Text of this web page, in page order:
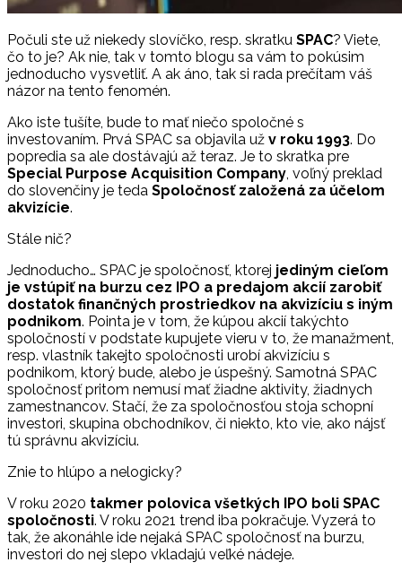
Počuli ste už niekedy slovíčko, resp. skratku SPAC? Viete,
čo to je? Ak nie, tak v tomto blogu sa vám to pokúsim
jednoducho vysvetliť. A ak áno, tak si rada prečítam váš
názor na tento fenomén.
Ako iste tušíte, bude to mať niečo spoločné s
investovaním. Prvá SPAC sa objavila už v roku 1993. Do
popredia sa ale dostávajú až teraz. Je to skratka pre
Special Purpose Acquisition Company , voľný preklad
do slovenčiny je teda Spoločnosť založená za účelom
akvizície.
Stále nič?
Jednoducho… SPAC je spoločnosť, ktorej jediným cieľom
je vstúpiť na burzu cez IPO a predajom akcií zarobiť
dostatok finančných prostriedkov na akvizíciu s iným
podnikom. Pointa je v tom, že kúpou akcií takýchto
spoločností v podstate kupujete vieru v to, že manažment,
resp. vlastník takejto spoločnosti urobí akvizíciu s
podnikom, ktorý bude, alebo je úspešný. Samotná SPAC
spoločnosť pritom nemusí mať žiadne aktivity, žiadnych
zamestnancov. Stačí, že za spoločnosťou stoja schopní
investori, skupina obchodníkov, či niekto, kto vie, ako nájsť
tú správnu akvizíciu.
Znie to hlúpo a nelogicky?
V roku 2020 takmer polovica všetkých IPO boli SPAC
spoločnosti. V roku 2021 trend iba pokračuje. Vyzerá to
tak, že akonáhle ide nejaká SPAC spoločnosť na burzu,
investori do nej slepo vkladajú veľké nádeje.